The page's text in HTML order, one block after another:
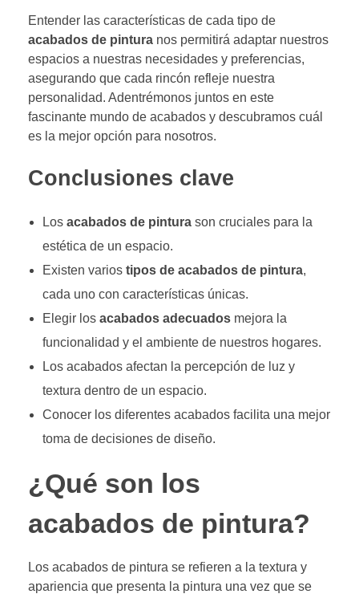
Entender las características de cada tipo de
acabados de pintura nos permitirá adaptar nuestros
espacios a nuestras necesidades y preferencias,
asegurando que cada rincón refleje nuestra
personalidad. Adentrémonos juntos en este
fascinante mundo de acabados y descubramos cuál
es la mejor opción para nosotros.
Conclusiones clave
Los acabados de pinturason cruciales para la
estética de un espacio.
Existen varios tipos de acabados de pintura,
cada uno con características únicas.
Elegir los acabados adecuadosmejora la
funcionalidad y el ambiente de nuestros hogares.
Los acabados afectan la percepción de luz y
textura dentro de un espacio.
Conocer los diferentes acabados facilita una mejor
toma de decisiones de diseño.
¿Qué son los
acabados de pintura?
Los acabados de pintura se refieren a la textura y
apariencia que presenta la pintura una vez que se